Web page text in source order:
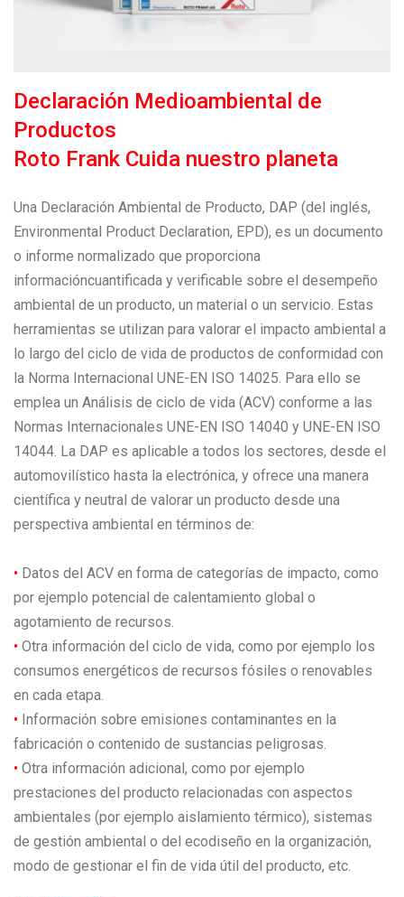
Declaración Medioambiental de
Productos
Roto Frank Cuida nuestro planeta
Una Declaración Ambiental de Producto, DAP (del inglés,
Environmental Product Declaration, EPD), es un documento
o informe normalizado que proporciona
informacióncuantificada y verificable sobre el desempeño
ambiental de un producto, un material o un servicio. Estas
herramientas se utilizan para valorar el impacto ambiental a
lo largo del ciclo de vida de productos de conformidad con
la Norma Internacional UNE-EN ISO 14025. Para ello se
emplea un Análisis de ciclo de vida (ACV) conforme a las
Normas Internacionales UNE-EN ISO 14040 y UNE-EN ISO
14044. La DAP es aplicable a todos los sectores, desde el
automovilístico hasta la electrónica, y ofrece una manera
científica y neutral de valorar un producto desde una
perspectiva ambiental en términos de:
• Datos del ACV en forma de categorías de impacto, como
por ejemplo potencial de calentamiento global o
agotamiento de recursos.
• Otra información del ciclo de vida, como por ejemplo los
consumos energéticos de recursos fósiles o renovables
en cada etapa.
• Información sobre emisiones contaminantes en la
fabricación o contenido de sustancias peligrosas.
• Otra información adicional, como por ejemplo
prestaciones del producto relacionadas con aspectos
ambientales (por ejemplo aislamiento térmico), sistemas
de gestión ambiental o del ecodiseño en la organización,
modo de gestionar el fin de vida útil del producto, etc.